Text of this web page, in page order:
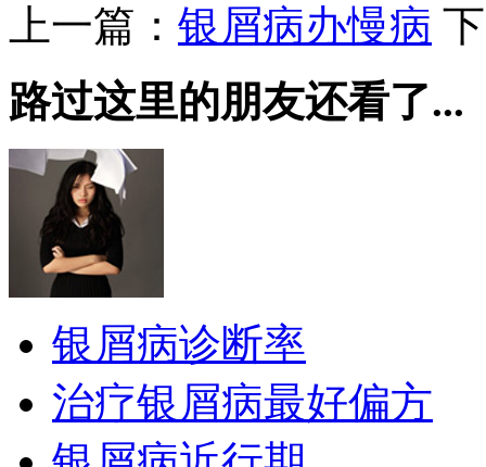
上一篇： 银屑病办慢病
路过这里的朋友还看了...
银屑病诊断率
治疗银屑病最好偏方